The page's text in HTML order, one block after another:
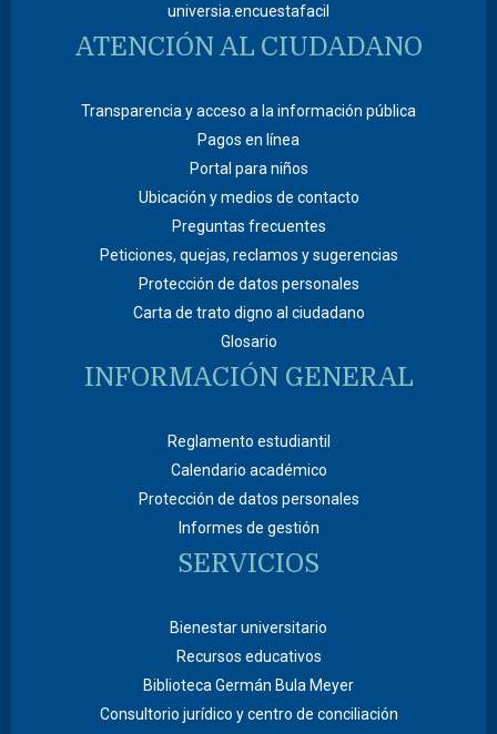
universia.encuestafacil
ATENCIÓN AL CIUDADANO
Transparencia y acceso a la información pública
Pagos en línea
Portal para niños
Ubicación y medios de contacto
Preguntas frecuentes
Peticiones, quejas, reclamos y sugerencias
Protección de datos personales
Carta de trato digno al ciudadano
Glosario
INFORMACIÓN GENERAL
Reglamento estudiantil
Calendario académico
Protección de datos personales
Informes de gestión
SERVICIOS
Bienestar universitario
Recursos educativos
Biblioteca Germán Bula Meyer
Consultorio jurídico y centro de conciliación